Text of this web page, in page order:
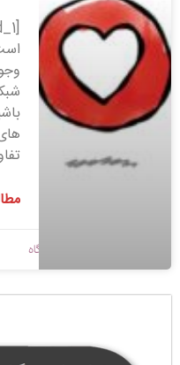
بدون دیدگاه